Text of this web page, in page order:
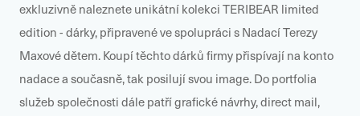
exkluzivně naleznete unikátní kolekci TERIBEAR limited
edition - dárky, připravené ve spolupráci s Nadací Terezy
Maxové dětem. Koupí těchto dárků firmy přispívají na konto
nadace a současně, tak posilují svou image. Do portfolia
služeb společnosti dále patří grafické návrhy, direct mail,